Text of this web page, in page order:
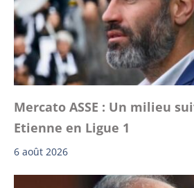
Mercato ASSE : Un milieu
Etienne en Ligue 1
6 août 2026